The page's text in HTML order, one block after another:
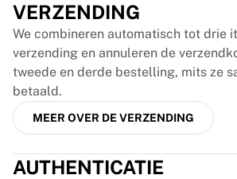
VERZENDING
We combineren automatisch tot drie
verzending en annuleren de
tweede en derde bestelling, mits ze
betaald.
MEER OVER DE VERZENDING
AUTHENTICATIE